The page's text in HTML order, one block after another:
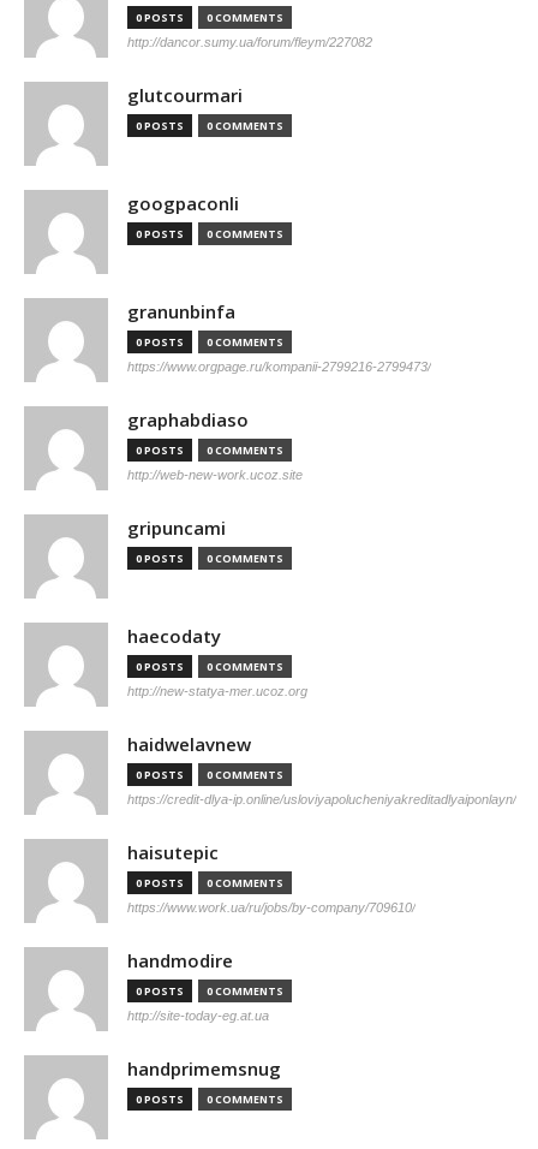
0 POSTS 0 COMMENTS
http://dancor.sumy.ua/forum/fleym/227082
glutcourmari
0 POSTS 0 COMMENTS
googpaconli
0 POSTS 0 COMMENTS
granunbinfa
0 POSTS 0 COMMENTS
https://www.orgpage.ru/kompanii-2799216-2799473/
graphabdiaso
0 POSTS 0 COMMENTS
http://web-new-work.ucoz.site
gripuncami
0 POSTS 0 COMMENTS
haecodaty
0 POSTS 0 COMMENTS
http://new-statya-mer.ucoz.org
haidwelavnew
0 POSTS 0 COMMENTS
https://credit-dlya-ip.online/usloviyapolucheniyakreditadlyaiponlayn/
haisutepic
0 POSTS 0 COMMENTS
https://www.work.ua/ru/jobs/by-company/709610/
handmodire
0 POSTS 0 COMMENTS
http://site-today-eg.at.ua
handprimemsnug
0 POSTS 0 COMMENTS